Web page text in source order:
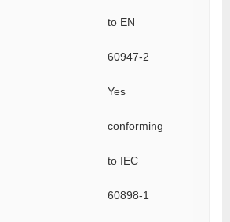
to EN
60947-2
Yes
conforming
to IEC
60898-1